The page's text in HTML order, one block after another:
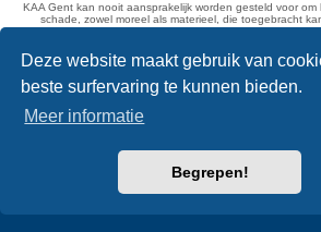
Deze website maakt gebruik van
beste surfervaring te kunnen bieden.
Meer informatie
Begrepen!
KAA Gent kan nooit aansprakelijk worden gesteld voor
schade, zowel moreel als materieel, die toegebracht
feitelijkheden en daden van derden die rechtstreeks of
de gegevens vermeld op de website van KAA Gent. Deze
geldt inzonderheid voor het forum, waarvan KAA Gent zich
is dus verantwoordelijk voor zijn uitlatingen op het Buffalo
moderators kunnen niet aansprakelijk gesteld worden
gebruikers.